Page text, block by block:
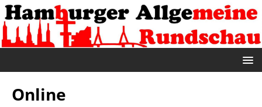
Online